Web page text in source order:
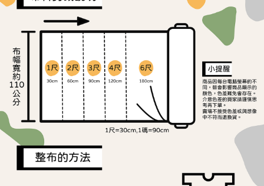
每筆NT$150，滿NT$1,500(含以上)免運費
離島宅配
每筆NT$240